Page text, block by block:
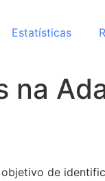
Estatísticas
na
de